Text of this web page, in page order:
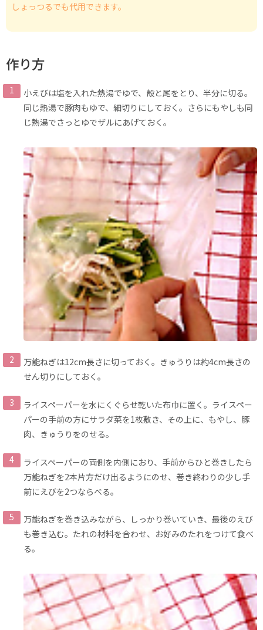
しょっつるでも代用できます。
作り方
小えびは塩を入れた熱湯でゆで、殻と尾をとり、半分に切る。
同じ熱湯で豚肉もゆで、細切りにしておく。さらにもやしも同
じ熱湯でさっとゆでザルにあげておく。
万能ねぎは12cm長さに切っておく。きゅうりは約4cm長さの
せん切りにしておく。
ライスペーパーを水にくぐらせ乾いた布巾に置く。ライスペー
パーの手前の方にサラダ菜を1枚敷き、その上に、もやし、豚
肉、きゅうりをのせる。
ライスペーパーの両側を内側におり、手前からひと巻きしたら
万能ねぎを2本片方だけ出るようにのせ、巻き終わりの少し手
前にえびを2つならべる。
万能ねぎを巻き込みながら、しっかり巻いていき、最後のえび
も巻き込む。たれの材料を合わせ、お好みのたれをつけて食べ
る。